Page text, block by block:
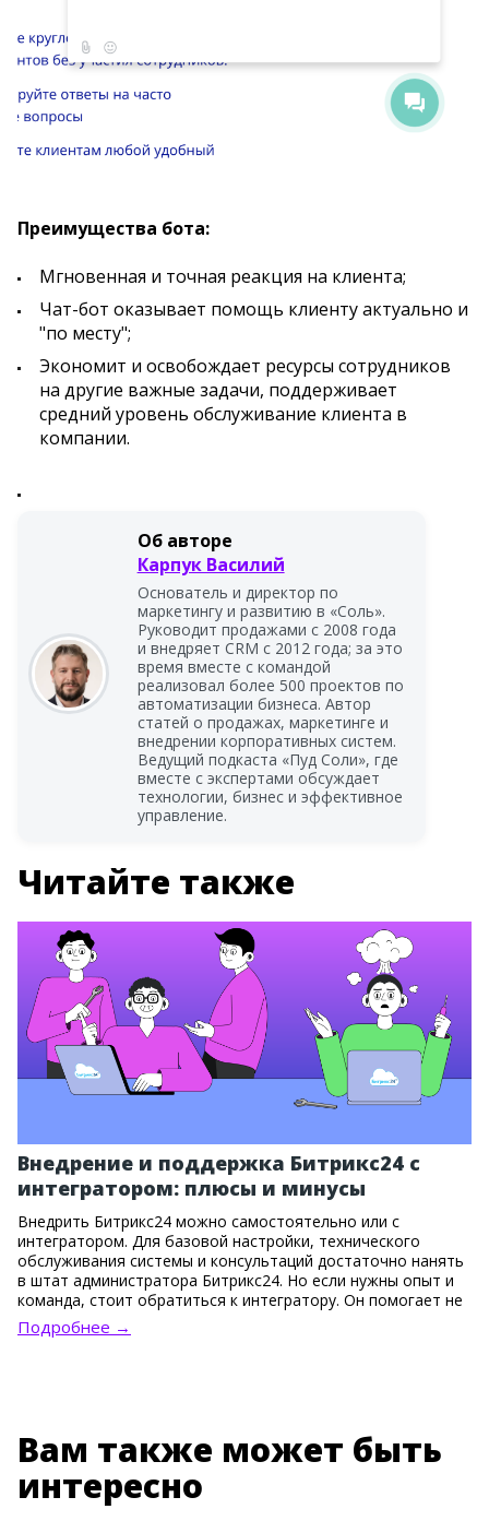
Преимущества бота:
Мгновенная и точная реакция на клиента;
Чат-бот оказывает помощь клиенту актуально и
"по месту";
Экономит и освобождает ресурсы сотрудников
на другие важные задачи, поддерживает
средний уровень обслуживание клиента в
компании.
Об авторе
Карпук Василий
Основатель и директор по
маркетингу и развитию в «Соль».
Руководит продажами с 2008 года
и внедряет CRM с 2012 года; за это
время вместе с командой
реализовал более 500 проектов по
автоматизации бизнеса. Автор
статей о продажах, маркетинге и
внедрении корпоративных систем.
Ведущий подкаста «Пуд Соли», где
вместе с экспертами обсуждает
технологии, бизнес и эффективное
управление.
Читайте также
Внедрение и поддержка Битрикс24 с
интегратором: плюсы и минусы
Внедрить Битрикс24 можно самостоятельно или с
интегратором. Для базовой настройки, технического
обслуживания системы и консультаций достаточно нанять
в штат администратора Битрикс24. Но если нужны опыт и
команда, стоит обратиться к интегратору. Он помогает не
только установить систему, но и правильно выстроить
бизнес-процессы, настроить сложные связки инструментов
Подробнее →
Вам также может быть
интересно